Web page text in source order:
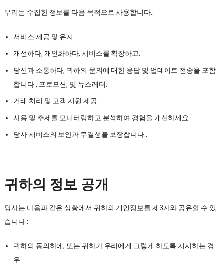
우리는 수집한 정보를 다음 목적으로 사용합니다.:
서비스 제공 및 유지.
개선하다, 개인화하다, 서비스를 확장하고.
당신과 소통하다, 귀하의 문의에 대한 응답 및 업데이트 전송을 포함
합니다., 프로모션, 및 뉴스레터.
거래 처리 및 고객 지원 제공.
사용 및 추세를 모니터링하고 분석하여 경험을 개선하세요..
당사 서비스의 보안과 무결성을 보장합니다..
귀하의 정보 공개
당사는 다음과 같은 상황에서 귀하의 개인정보를 제3자와 공유할 수 있
습니다.:
귀하의 동의하에, 또는 귀하가 우리에게 그렇게 하도록 지시하는 경
우.